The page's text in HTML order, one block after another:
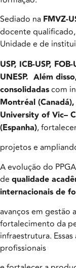
Sediado na FMVZ-
docente
Unidade e de
USP, ICB-USP,
UNESP. Além
consolidadascom
Montréal
University of Vic–
(Espanha),
projetos e
A evolução do
de qualidade
internacionais de
avanços em gestão
fortalecimento da
infraestrutura.
profissionais